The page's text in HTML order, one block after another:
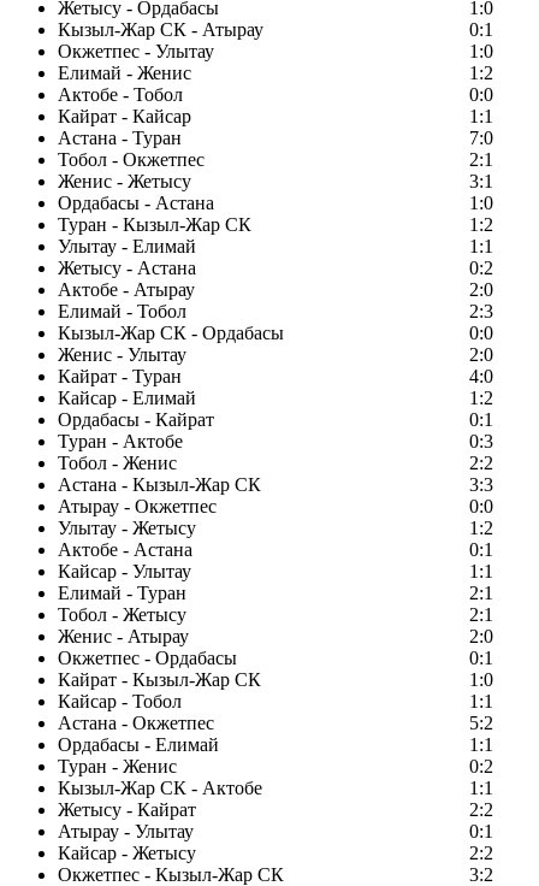
Жетысу - Ордабасы
1:0
Кызыл-Жар СК - Атырау
0:1
Окжетпес - Улытау
1:0
Елимай - Женис
1:2
Актобе - Тобол
0:0
Кайрат - Кайсар
1:1
Астана - Туран
7:0
Тобол - Окжетпес
2:1
Женис - Жетысу
3:1
Ордабасы - Астана
1:0
Туран - Кызыл-Жар СК
1:2
Улытау - Елимай
1:1
Жетысу - Астана
0:2
Актобе - Атырау
2:0
Елимай - Тобол
2:3
Кызыл-Жар СК - Ордабасы
0:0
Женис - Улытау
2:0
Кайрат - Туран
4:0
Кайсар - Елимай
1:2
Ордабасы - Кайрат
0:1
Туран - Актобе
0:3
Тобол - Женис
2:2
Астана - Кызыл-Жар СК
3:3
Атырау - Окжетпес
0:0
Улытау - Жетысу
1:2
Актобе - Астана
0:1
Кайсар - Улытау
1:1
Елимай - Туран
2:1
Тобол - Жетысу
2:1
Женис - Атырау
2:0
Окжетпес - Ордабасы
0:1
Кайрат - Кызыл-Жар СК
1:0
Кайсар - Тобол
1:1
Астана - Окжетпес
5:2
Ордабасы - Елимай
1:1
Туран - Женис
0:2
Кызыл-Жар СК - Актобе
1:1
Жетысу - Кайрат
2:2
Атырау - Улытау
0:1
Кайсар - Жетысу
2:2
Окжетпес - Кызыл-Жар СК
3:2